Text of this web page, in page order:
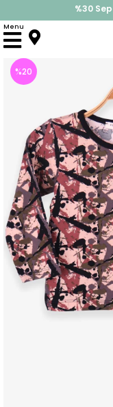
%30
İndirimlere
Menu
Anasayfa Pijama & İç
%20